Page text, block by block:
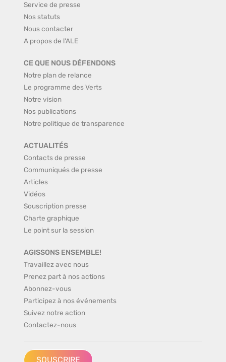
Service de presse
Nos statuts
Nous contacter
A propos de l'ALE
CE QUE NOUS DÉFENDONS
Notre plan de relance
Le programme des Verts
Notre vision
Nos publications
Notre politique de transparence
ACTUALITÉS
Contacts de presse
Communiqués de presse
Articles
Vidéos
Souscription presse
Charte graphique
Le point sur la session
AGISSONS ENSEMBLE!
Travaillez avec nous
Prenez part à nos actions
Abonnez-vous
Participez à nos événements
Suivez notre action
Contactez-nous
SOUSCRIRE